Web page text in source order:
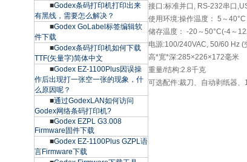
■Godex条码打印机打印出来
有黑线，需要怎么解决？
■Godex GoLabel标签编辑软
件下载
■Godex条码打印机如何下载
TTF(矢量字)简体中文
■Godex EZ-1100Plus因误操
作后出现打一张空一张的现象，什
么原因呢？
■通过GodexLAN如何访问
Godex网络条码打印机?
■Godex EZPL G3.008
Firmware固件下载
■Godex EZ-1100Plus GZPL语
言Firmware下载
接口:标准并口, RS-232串口
使用环境:操作温度： 5～
储存温度： -20～50°C(-4～
电源:100/240VAC, 50/60 Hz
高*宽*深:285×226×172毫米
重量/结构:2.8千克
可选配件:裁刀、自动剥纸器